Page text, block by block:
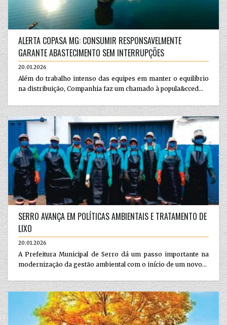
ALERTA COPASA MG: CONSUMIR RESPONSAVELMENTE
GARANTE ABASTECIMENTO SEM INTERRUPÇÕES
20.01.2026
Além do trabalho intenso das equipes em manter o equilíbrio
na distribuição, Companhia faz um chamado à popula&cced...
SERRO AVANÇA EM POLÍTICAS AMBIENTAIS E TRATAMENTO DE
LIXO
20.01.2026
A Prefeitura Municipal de Serro dá um passo importante na
modernização da gestão ambiental com o início de um novo...